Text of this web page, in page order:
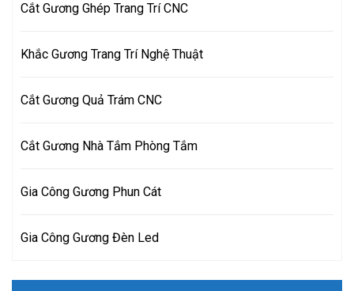
Cắt Gương Ghép Trang Trí CNC
Khắc Gương Trang Trí Nghệ Thuật
Cắt Gương Quả Trám CNC
Cắt Gương Nhà Tắm Phòng Tắm
Gia Công Gương Phun Cát
Gia Công Gương Đèn Led